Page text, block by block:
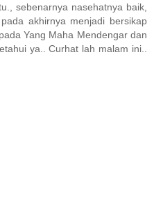
sebenarnya nasehatnya baik,
akhirnya menjadi bersikap
Yang Maha Mendengar dan
ya.. Curhat lah malam ini..